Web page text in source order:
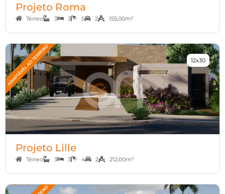
Projeto Roma
Térreo 3 3 5 2 155,00m²
12x30
Projeto Lille
Térreo 3 3 4 2 212,00m²